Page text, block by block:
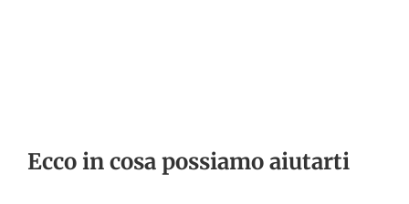
Ecco in cosa possiamo aiutarti